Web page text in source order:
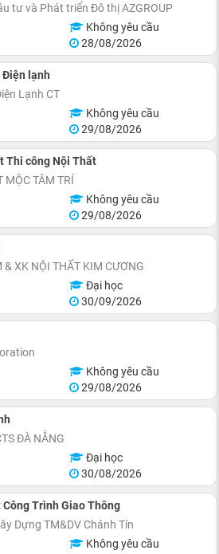
tư và Phát triển Đô thị AZGROUP
Không yêu cầu
28/08/2026
Điện lạnh
Lạnh CT
Không yêu cầu
29/08/2026
Thi công Nội Thất
MỘC TÂM TRÍ
Không yêu cầu
29/08/2026
& XK NỘI THẤT KIM CƯƠNG
Đại học
30/09/2026
Không yêu cầu
29/08/2026
ĐÀ NẴNG
Đại học
30/08/2026
Trình Giao Thông
Dựng TM&DV Chánh Tín
Không yêu cầu